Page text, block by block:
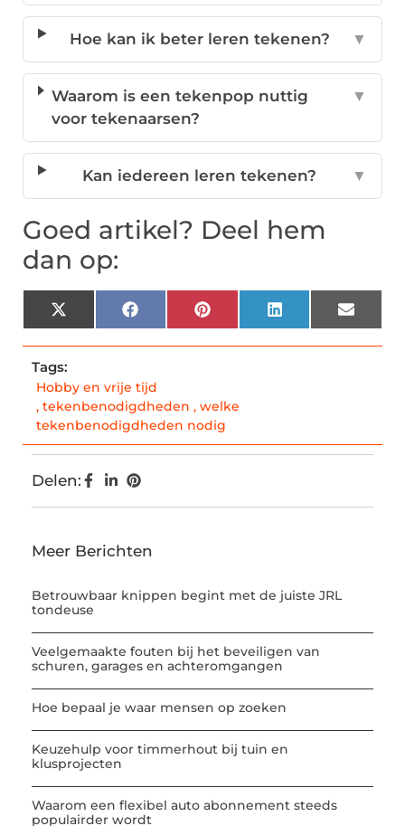
Hoe kan ik beter leren tekenen? ▼
Waarom is een tekenpop nuttig
voor tekenaarsen?
▼
Kan iedereen leren tekenen? ▼
Goed artikel? Deel hem
dan op:
X
(Twitter)
FacebookPinterestLinkedInEmail
Tags:
Hobby en vrije tijd
, tekenbenodigdheden , welke
tekenbenodigdheden nodig
Delen:
Meer Berichten
Betrouwbaar knippen begint met de juiste JRL
tondeuse
Veelgemaakte fouten bij het beveiligen van
schuren, garages en achteromgangen
Hoe bepaal je waar mensen op zoeken
Keuzehulp voor timmerhout bij tuin en
klusprojecten
Waarom een flexibel auto abonnement steeds
populairder wordt